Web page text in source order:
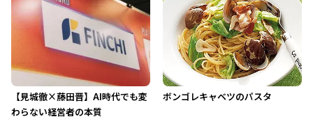
【見城徹×藤田晋】AI時代でも変
わらない経営者の本質
ボンゴレキャベツのパスタ